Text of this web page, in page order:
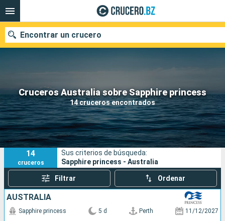
Cruceros Australia sobre Sapphire princess
14 cruceros encontrados
Encontrar un crucero
Nuestros destinos
Fecha de salida
Puertos Compañías
Buscar
14
cruceros
Sus criterios de búsqueda:
Sapphire princess - Australia
Filtrar Ordenar
AUSTRALIA
Sapphire princess 5 d Perth 11/12/2027